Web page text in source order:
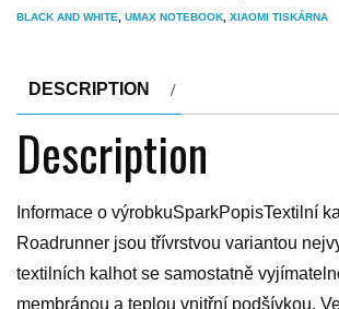
BLACK AND WHITE
UMAX NOTEBOOK XIAOMI TISKÁRNA
DESCRIPTION
Description
Informace o výrobkuSparkPopisTextilní
Roadrunner jsou třívrstvou variantou
textilních kalhot se samostatně
membránou a teplou vnitřní podšívkou.